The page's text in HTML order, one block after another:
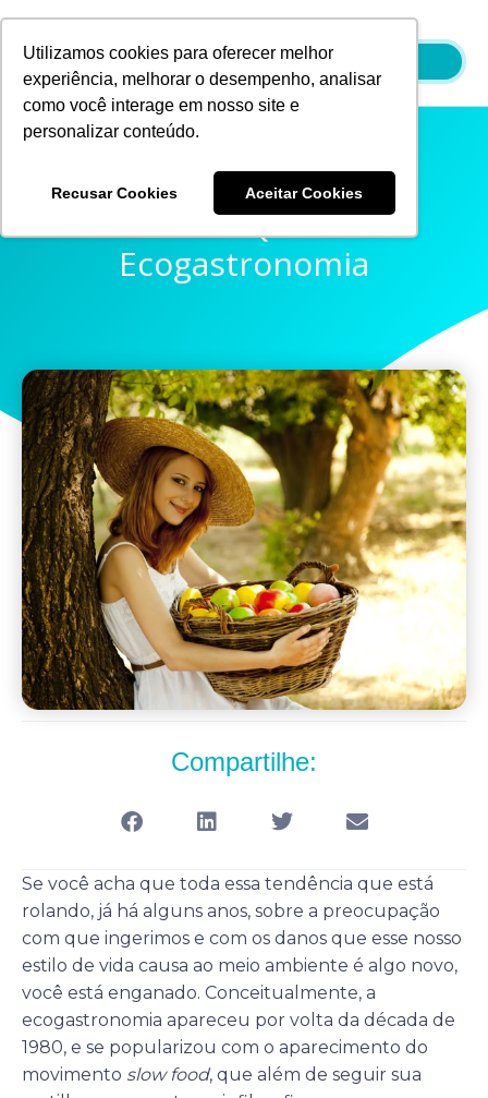
Utilizamos cookies para oferecer melhor
experiência, melhorar o desempenho, analisar
como você interage em nosso site e
personalizar conteúdo.
Recusar Cookies Aceitar Cookies
conteúdo
Saiba O Que É A
Ecogastronomia
Compartilhe:
Se você acha que toda essa tendência que está
rolando, já há alguns anos, sobre a preocupação
com que ingerimos e com os danos que esse nosso
estilo de vida causa ao meio ambiente é algo novo,
você está enganado. Conceitualmente, a
ecogastronomia apareceu por volta da década de
1980, e se popularizou com o aparecimento do
movimento slow food, que além de seguir sua